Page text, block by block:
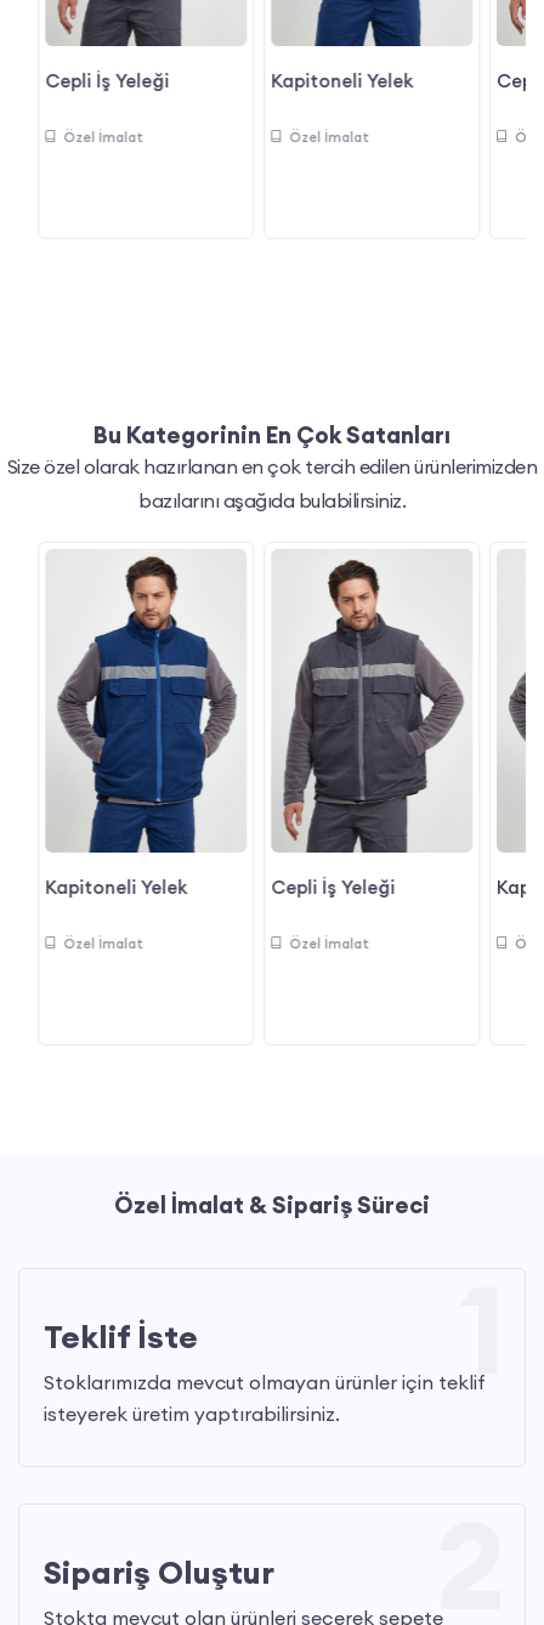
Cepli İş Yeleği
Özel İmalat
Kapitoneli Yelek
Özel İmalat
Bu Kategorinin En Çok Satanları
Size özel olarak hazırlanan en çok tercih edilen ürünlerimizden
bazılarını aşağıda bulabilirsiniz.
Kapitoneli Yelek
Özel İmalat
Cepli İş Yeleği
Özel İmalat
Özel İmalat & Sipariş Süreci
Teklif İste
Stoklarımızda mevcut olmayan ürünler için teklif
isteyerek üretim yaptırabilirsiniz.
Sipariş Oluştur
Stokta mevcut olan ürünleri seçerek sepete